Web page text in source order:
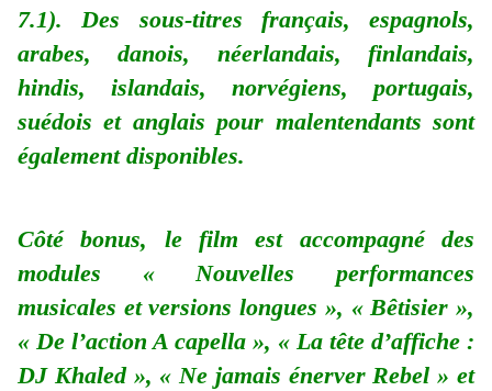
7.1). Des sous-titres français, espagnols,
arabes, danois, néerlandais, finlandais,
hindis, islandais, norvégiens, portugais,
suédois et anglais pour malentendants sont
également disponibles.
Côté bonus, le film est accompagné des
modules «Nouvelles performances
musicales et versions longues », « Bêtisier »,
« De l’action A capella », « La tête d’affiche :
DJ Khaled », « Ne jamais énerver Rebel » et